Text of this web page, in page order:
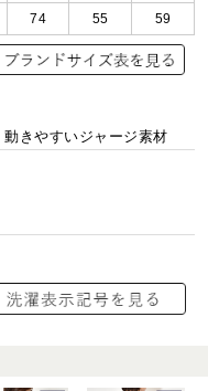
74 55 59
きやすいジャージ素材